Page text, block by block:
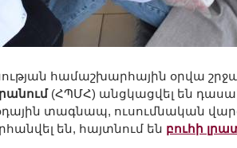
համաշխարհային օրվա
(ՀՊՄՀ) անցկացվել են
տագնապ, ուսումնական
են, հայտնում են բուհի